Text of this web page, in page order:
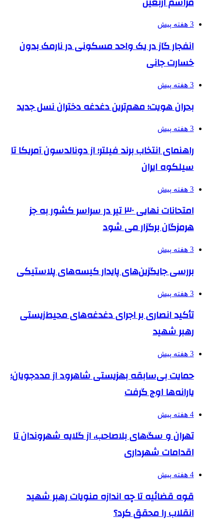
3 هفته پیش
انفجار گاز در یک واحد مسکونی در نارمک بدون
خسارت جانی
3 هفته پیش
بحران هویت؛ مهم‌ترین دغدغه دختران نسل جدید
3 هفته پیش
راهنمای انتخاب برند فیلتر؛ از دونالدسون آمریکا تا
سیلکوه ایران
3 هفته پیش
امتحانات نهایی ۳۰ تیر در سراسر کشور به جز
هرمزگان برگزار می شود
3 هفته پیش
بررسی جایگزین‌های پایدار کیسه‌های پلاستیکی
3 هفته پیش
تأکید انصاری بر اجرای دغدغه‌های محیط‌زیستی
رهبر شهید
3 هفته پیش
حمایت بی‌سابقه بهزیستی شاهرود از مددجویان؛
یارانه‌ها اوج گرفت
4 هفته پیش
تهران و سگ‌های بلاصاحب، از گلایه شهروندان تا
اقدامات شهرداری
4 هفته پیش
قوه قضائیه تا چه اندازه منویات رهبر شهید
انقلاب را محقق کرد؟